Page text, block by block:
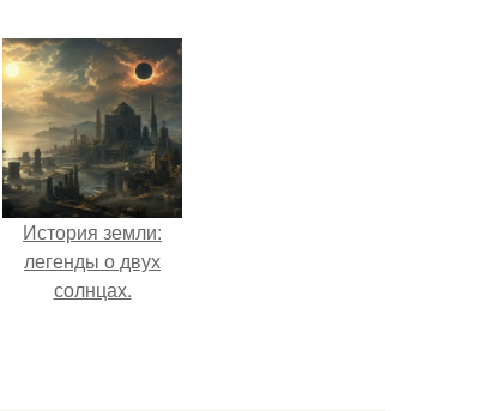
История земли:
легенды о двух
солнцах.